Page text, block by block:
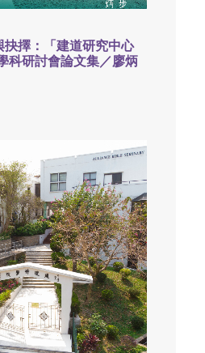
抉擇：「建道研究中心
科研討會論文集／廖炳